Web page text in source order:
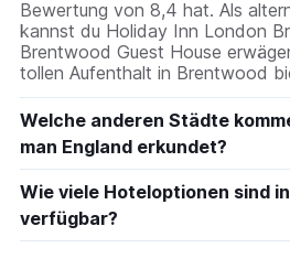
Bewertung von 8,4 hat. Als
kannst du Holiday Inn London
Brentwood Guest House
tollen Aufenthalt in Brentwood
Welche anderen Städte
man England erkundet?
Wie viele Hoteloptionen sind
verfügbar?